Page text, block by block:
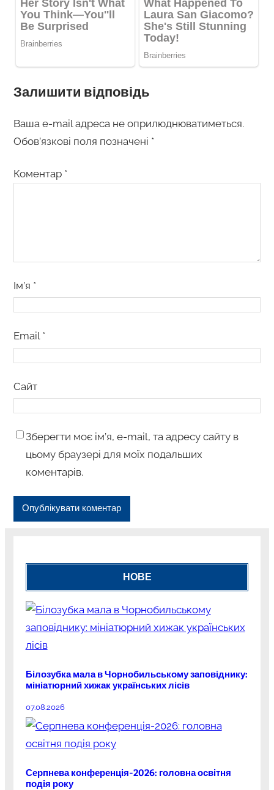
Залишити відповідь
Ваша e-mail адреса не оприлюднюватиметься.
Обов’язкові поля позначені *
Коментар *
Ім’я *
Email *
Сайт
Зберегти моє ім’я, e-mail, та адресу сайту в
цьому браузері для моїх подальших
коментарів.
НОВЕ
Білозубка мала в Чорнобильському заповіднику:
мініатюрний хижак українських лісів
07.08.2026
Серпнева конференція-2026: головна освітня
подія року